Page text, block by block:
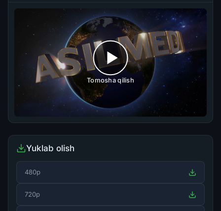
Tomosha qilish
Yuklab olish
480p
720p